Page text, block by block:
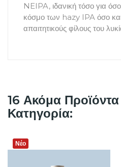
NEIPA, ιδανική τόσο για
κόσμο των hazy IPA όσο και
απαιτητικούς φίλους του
16 Ακόμα Προϊόντα
Κατηγορία:
Νέο